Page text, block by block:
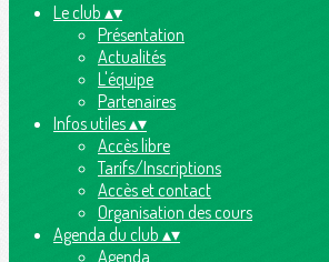
Le club ▴▾
Présentation
Actualités
L'équipe
Partenaires
Infos utiles▴▾
Accès libre
Tarifs/Inscriptions
Accès et contact
Organisation des cours
Agenda du club ▴▾
Agenda